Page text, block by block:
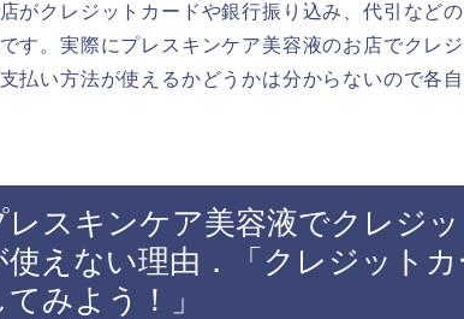
がクレジットカードや銀行振り込み、代引など
す。実際にプレスキンケア美容液のお店でクレ
払い方法が使えるかどうかは分からないので各
レスキンケア美容液でクレジ
使えない理由．「クレジット
てみよう！」